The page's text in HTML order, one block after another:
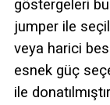
göstergeleri
jumper ile
veya harici
esnek güç
ile